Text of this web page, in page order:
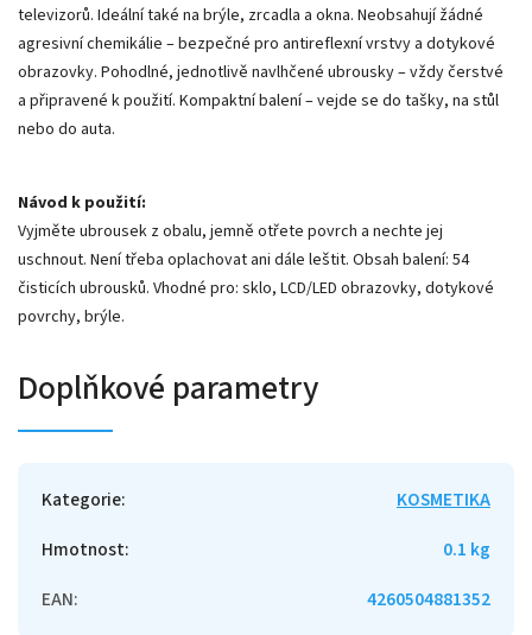
televizorů. Ideální také na brýle, zrcadla a okna. Neobsahují žádné
agresivní chemikálie – bezpečné pro antireflexní vrstvy a dotykové
obrazovky. Pohodlné, jednotlivě navlhčené ubrousky – vždy čerstvé
a připravené k použití. Kompaktní balení – vejde se do tašky, na stůl
nebo do auta.
Návod k použití:
Vyjměte ubrousek z obalu, jemně otřete povrch a nechte jej
uschnout. Není třeba oplachovat ani dále leštit. Obsah balení: 54
čisticích ubrousků. Vhodné pro: sklo, LCD/LED obrazovky, dotykové
povrchy, brýle.
Doplňkové parametry
Kategorie:
KOSMETIKA
Hmotnost:
0.1 kg
EAN: 4260504881352